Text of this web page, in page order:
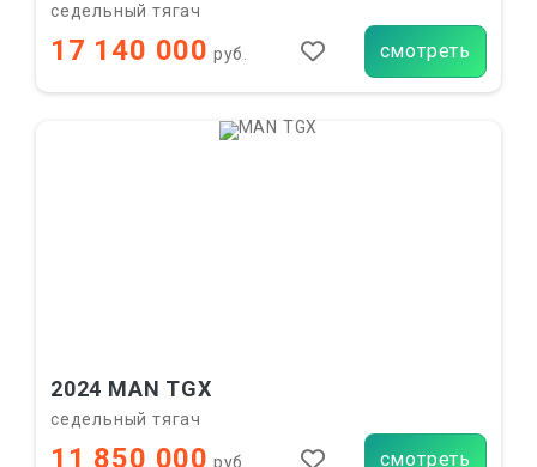
седельный тягач
17 140 000 руб. смотреть
2024 MAN TGX
седельный тягач
11 850 000 руб. смотреть